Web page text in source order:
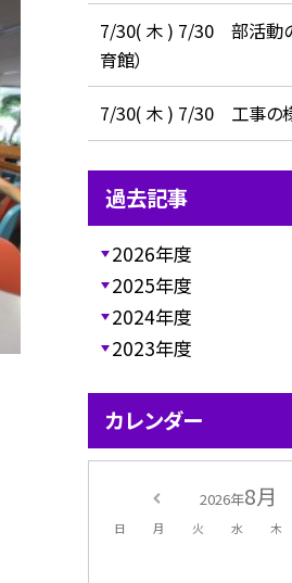
7/30( 木 ) 7/30 部活動
育館）
7/30( 木 ) 7/30 工事の
過去記事
2026年度
2025年度
2024年度
2023年度
カレンダー
2026年8月
日 月 火 水 木